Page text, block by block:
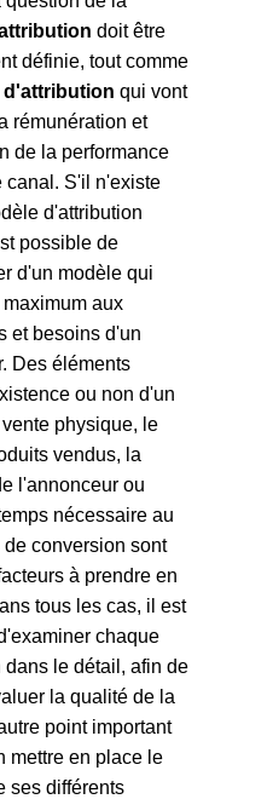
doit être
définie, tout comme
d'attribution qui vont
rémunération et
de la performance
canal. S'il n'existe
d'attribution
possible de
d'un modèle qui
aux
et besoins d'un
Des éléments
ou non d'un
physique, le
vendus, la
l'annonceur ou
nécessaire au
de conversion sont
à prendre en
tous les cas, il est
chaque
dans le détail, afin de
la qualité de la
point important
mettre en place le
ses différents